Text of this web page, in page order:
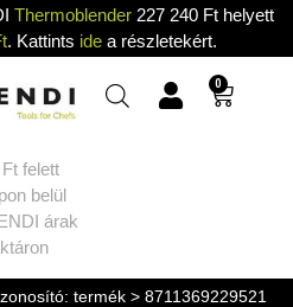
Thermoblender 227 240 Ft helyett
. Kattints idea részletekért.
0
felett
belül
árak
termék > 8711369229521